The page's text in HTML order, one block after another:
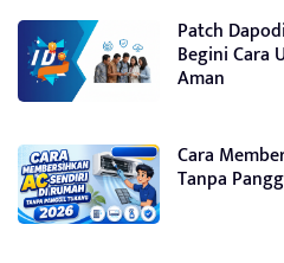
Patch
Begini Cara
Aman
Cara
Tanpa